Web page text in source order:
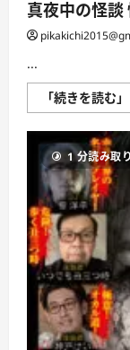
真夜中の怪談
...
「続きを読む」
1 分読み取り